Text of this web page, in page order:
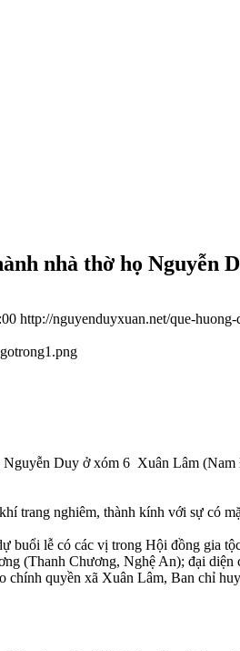
nhà thờ họ Nguyễn
http://nguyenduyxuan.net/que-
Duy ở xóm 6 Xuân Lâm
trang nghiêm, thành kính với sự có
buổi lễ có các vị trong Hội đồng gia
(Thanh Chương, Nghệ An); đại
quyền xã Xuân Lâm, Ban chỉ